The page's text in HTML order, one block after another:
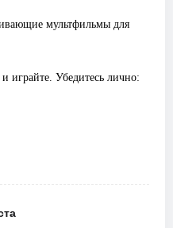
мультфильмы для
играйте. Убедитесь лично: